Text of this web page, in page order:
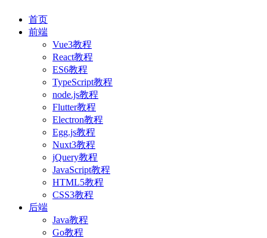
首页
前端
Vue3教程
React教程
ES6教程
TypeScript教程
node.js教程
Flutter教程
Electron教程
Egg.js教程
Nuxt3教程
jQuery教程
JavaScript教程
HTML5教程
CSS3教程
后端
Java教程
Go教程